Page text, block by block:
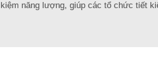
năng lượng, giúp các tổ chức tiết